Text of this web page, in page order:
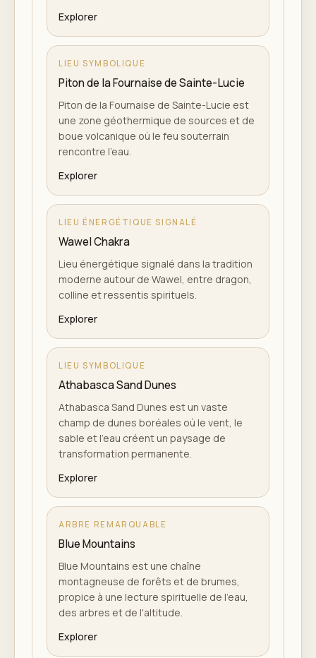
Explorer
LIEU SYMBOLIQUE
Piton de la Fournaise de Sainte-Lucie
Piton de la Fournaise de Sainte-Lucie est
une zone géothermique de sources et de
boue volcanique où le feu souterrain
rencontre l'eau.
Explorer
LIEU ÉNERGÉTIQUE SIGNALÉ
Wawel Chakra
Lieu énergétique signalé dans la tradition
moderne autour de Wawel, entre dragon,
colline et ressentis spirituels.
Explorer
LIEU SYMBOLIQUE
Athabasca Sand Dunes
Athabasca Sand Dunes est un vaste
champ de dunes boréales où le vent, le
sable et l'eau créent un paysage de
transformation permanente.
Explorer
ARBRE REMARQUABLE
Blue Mountains
Blue Mountains est une chaîne
montagneuse de forêts et de brumes,
propice à une lecture spirituelle de l'eau,
des arbres et de l'altitude.
Explorer